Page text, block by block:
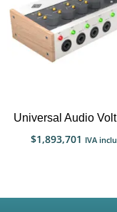
Universal Audio
$1,893,701 IVA